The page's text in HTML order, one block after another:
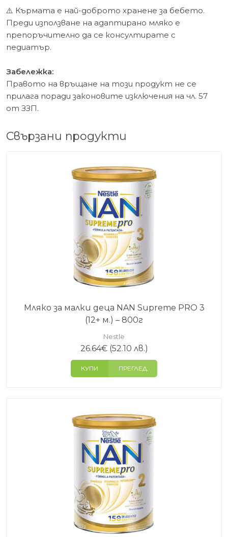
⚠️ Кърмата е най-доброто хранене за бебето.
Преди използване на адаптирано мляко е
препоръчително да се консултирате с
педиатър.
Забележка:
Правото на връщане на този продукт не се
прилага поради законовите изключения на чл. 57
от ЗЗП.
Свързани продукти
Мляко за малки деца NAN Supreme PRO 3
(12+ м.) – 800г
Nestle
26.64€(52.10 лв.)
КУПИ ПРЕГЛЕД